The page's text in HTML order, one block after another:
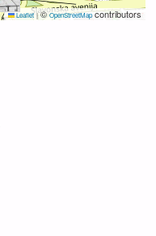
Leaflet |©OpenStreetMapcontributors